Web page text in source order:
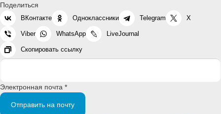
Поделиться
ВКонтакте Одноклассники Telegram X
Viber WhatsApp LiveJournal
Скопировать ссылку
Электронная почта *
Отправить на почту